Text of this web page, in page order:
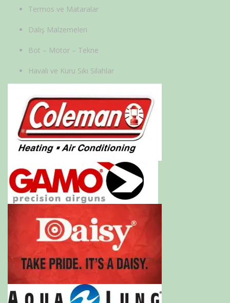
Termos ve Mataralar
Dalış Malzemeleri
Bot – Motor – Tekne
Havalı ve Kuru Sıkı Silahlar